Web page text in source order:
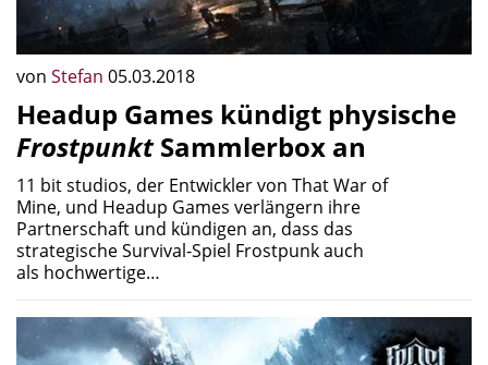
von Stefan 05.03.2018
Headup Games kündigt physische
FrostpunktSammlerbox an
11 bit studios, der Entwickler von That War of
Mine, und Headup Games verlängern ihre
Partnerschaft und kündigen an, dass das
strategische Survival-Spiel Frostpunk auch
als hochwertige…